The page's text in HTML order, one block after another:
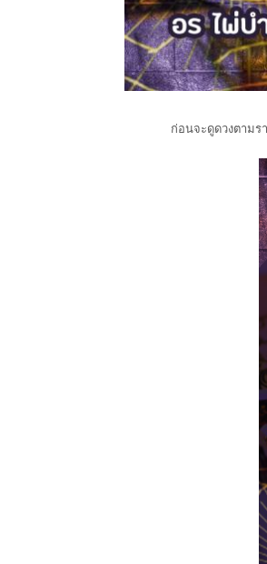
ก่อนจะดูดวงตาม